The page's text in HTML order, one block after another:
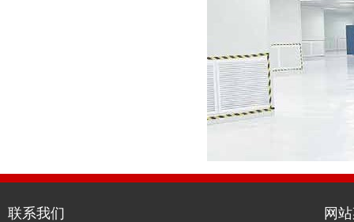
联系我们 网